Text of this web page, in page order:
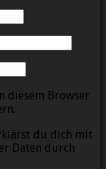
diesem Browser
du dich mit
Daten durch